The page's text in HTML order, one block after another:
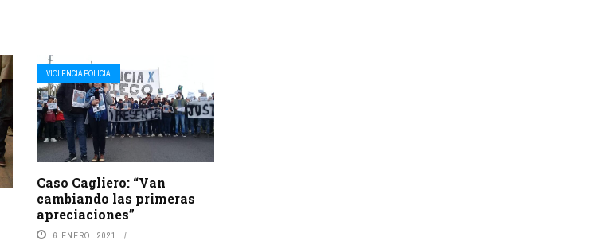
VIOLENCIA POLICIAL
Caso Cagliero: “Van
cambiando las primeras
apreciaciones”
6 ENERO, 2021